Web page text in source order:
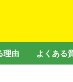
理由 よくある